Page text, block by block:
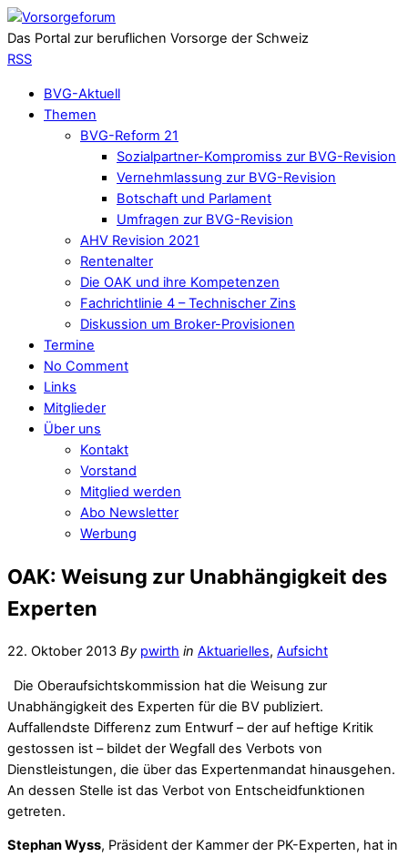
Das Portal zur beruflichen Vorsorge der Schweiz
RSS
BVG-Aktuell
Themen
BVG-Reform 21
Sozialpartner-Kompromiss zur BVG-Revision
Vernehmlassung zur BVG-Revision
Botschaft und Parlament
Umfragen zur BVG-Revision
AHV Revision 2021
Rentenalter
Die OAK und ihre Kompetenzen
Fachrichtlinie 4 – Technischer Zins
Diskussion um Broker-Provisionen
Termine
No Comment
Links
Mitglieder
Über uns
Kontakt
Vorstand
Mitglied werden
Abo Newsletter
Werbung
OAK: Weisung zur Unabhängigkeit des
Experten
22. Oktober 2013 By pwirth in Aktuarielles, Aufsicht
Die Oberaufsichtskommission hat die Weisung zur
Unabhängigkeit des Experten für die BV publiziert.
Auffallendste Differenz zum Entwurf – der auf heftige Kritik
gestossen ist – bildet der Wegfall des Verbots von
Dienstleistungen, die über das Expertenmandat hinausgehen.
An dessen Stelle ist das Verbot von Entscheidfunktionen
getreten.
Stephan Wyss, Präsident der Kammer der PK-Experten, hat in